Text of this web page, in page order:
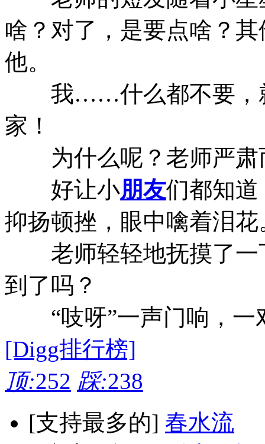
啥？对了，是要点啥？
他。
我……什么都不要，
家！
为什么呢？老师严肃
好让小朋友们都知
抑扬顿挫，眼中噙着泪花
老师轻轻地抚摸了一
到了吗？
“吱呀”一声门响，一
[Digg排行榜]
顶:252 踩:238
[支持最多的] 春水流